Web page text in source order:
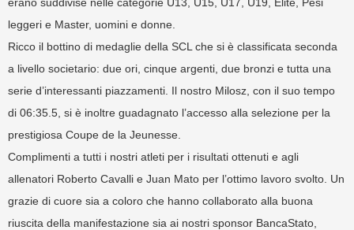
leggeri e Master, uomini e donne.
Ricco il bottino di medaglie della SCL che si è classificata seconda
a livello societario: due ori, cinque argenti, due bronzi e tutta una
serie d’interessanti piazzamenti. Il nostro Milosz, con il suo tempo
di 06:35.5, si è inoltre guadagnato l’accesso alla selezione per la
prestigiosa Coupe de la Jeunesse.
Complimenti a tutti i nostri atleti per i risultati ottenuti e agli
allenatori Roberto Cavalli e Juan Mato per l’ottimo lavoro svolto. Un
grazie di cuore sia a coloro che hanno collaborato alla buona
riuscita della manifestazione sia ai nostri sponsor BancaStato,